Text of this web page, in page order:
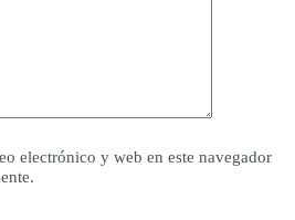
electrónico y web en este navegador